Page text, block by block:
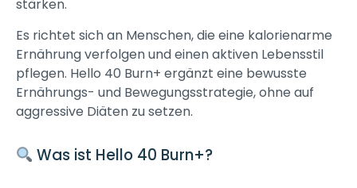
stärken.
Es richtet sich an Menschen, die eine kalorienarme
Ernährung verfolgen und einen aktiven Lebensstil
pflegen. Hello 40 Burn+ ergänzt eine bewusste
Ernährungs- und Bewegungsstrategie, ohne auf
aggressive Diäten zu setzen.
Was ist Hello 40 Burn+?